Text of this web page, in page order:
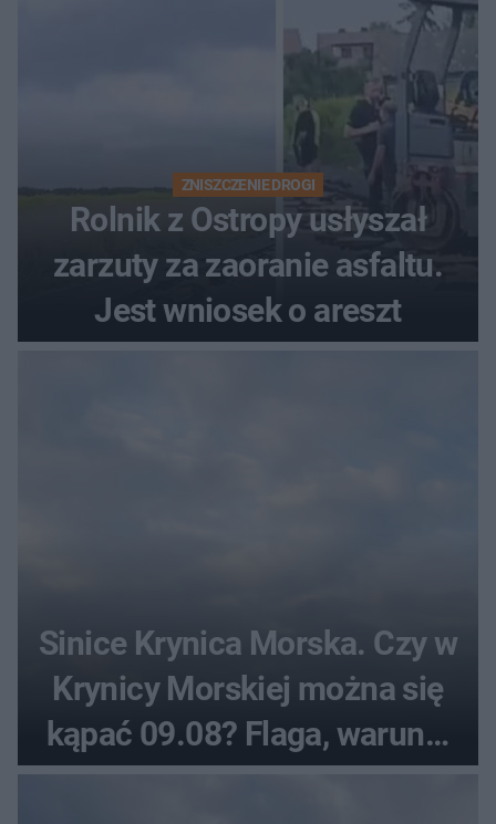
ZNISZCZENIE DROGI
Rolnik z Ostropy usłyszał
zarzuty za zaoranie asfaltu.
Jest wniosek o areszt
Sinice Krynica Morska. Czy w
Krynicy Morskiej można się
kąpać 09.08? Flaga, warunki
pogodowe